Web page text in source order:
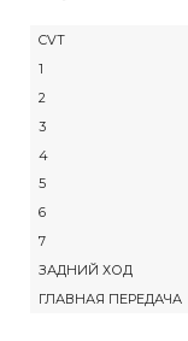
CVT
1
2
3
4
5
6
7
ЗАДНИЙ ХОД
ГЛАВНАЯ ПЕРЕДАЧА